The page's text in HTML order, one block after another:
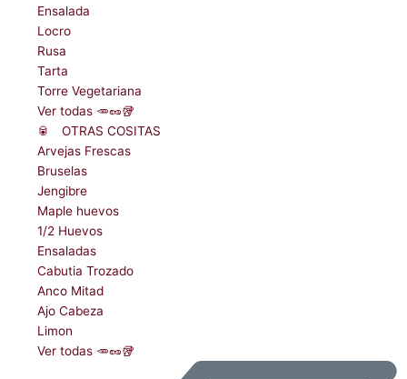
Ensalada
Locro
Rusa
Tarta
Torre Vegetariana
Ver todas 🥕🥜🥡
🥫ﾠOTRAS COSITAS
Arvejas Frescas
Bruselas
Jengibre
Maple huevos
1/2 Huevos
Ensaladas
Cabutia Trozado
Anco Mitad
Ajo Cabeza
Limon
Ver todas 🥕🥜🥡